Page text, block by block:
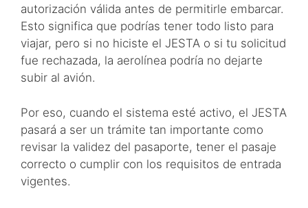
autorización válida antes de permitirle embarcar.
Esto significa que podrías tener todo listo para
viajar, pero si no hiciste el JESTA o si tu solicitud
fue rechazada, la aerolínea podría no dejarte
subir al avión.
Por eso, cuando el sistema esté activo, el JESTA
pasará a ser un trámite tan importante como
revisar la validez del pasaporte, tener el pasaje
correcto o cumplir con los requisitos de entrada
vigentes.